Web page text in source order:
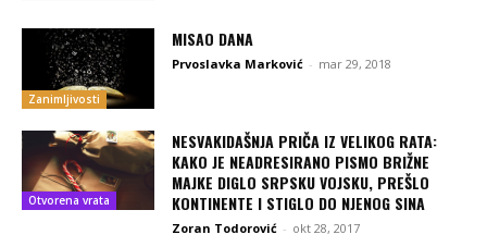
Zanimljivosti
MISAO DANA
Prvoslavka Marković - mar 29, 2018
Otvorena vrata
NESVAKIDAŠNJA PRIČA IZ VELIKOG RATA:
KAKO JE NEADRESIRANO PISMO BRIŽNE
MAJKE DIGLO SRPSKU VOJSKU, PREŠLO
KONTINENTE I STIGLO DO NJENOG SINA
Zoran Todorović - okt 28, 2017